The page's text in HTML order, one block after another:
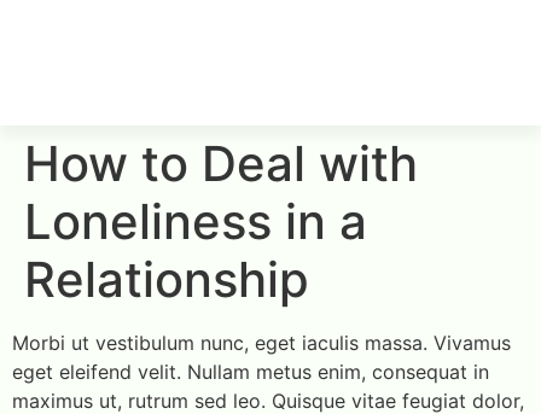
How to Deal with
Loneliness in a
Relationship
Morbi ut vestibulum nunc, eget iaculis massa. Vivamus
eget eleifend velit. Nullam metus enim, consequat in
maximus ut, rutrum sed leo. Quisque vitae feugiat dolor,